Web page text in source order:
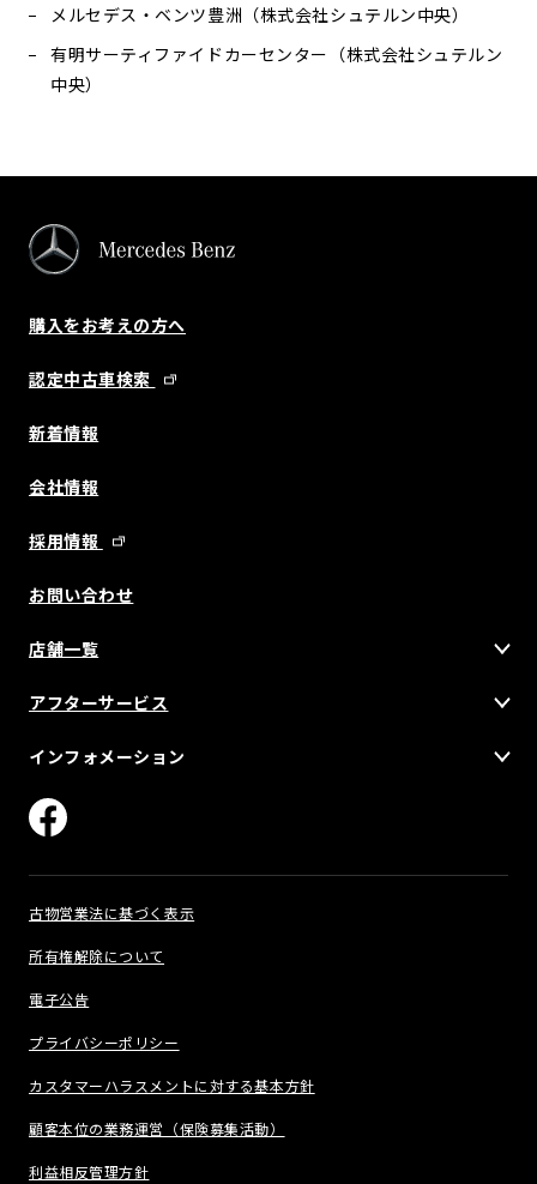
メルセデス・ベンツ豊洲（株式会社シュテルン中央）
有明サーティファイドカーセンター（株式会社シュテルン
中央）
購入をお考えの方へ
認定中古車検索
新着情報
会社情報
採用情報
お問い合わせ
店舗一覧
アフターサービス
インフォメーション
古物営業法に基づく表示
所有権解除について
電子公告
プライバシーポリシー
カスタマーハラスメントに対する基本方針
顧客本位の業務運営（保険募集活動）
利益相反管理方針